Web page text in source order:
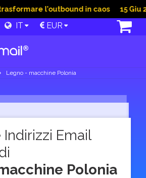
l’outbound in caos 15 Giu
IT EUR
Legno - macchine Polonia
Indirizzi Email
Polonia